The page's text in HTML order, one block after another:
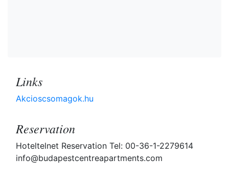
Links
Akcioscsomagok.hu
Reservation
Hoteltelnet Reservation Tel: 00-36-1-2279614
info@budapestcentreapartments.com